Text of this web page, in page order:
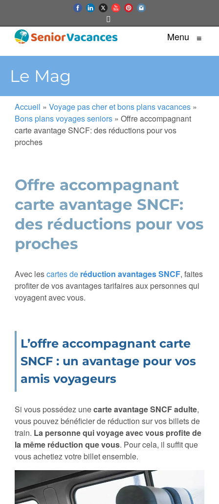
Menu ≡
Le Mag
Accueil » Voyage pas cher et bons plans vacances »
Bons plans voyages seniors » Offre accompagnant
carte avantage SNCF: des réductions pour vos
proches
Offre accompagnant
carte avantage SNCF:
des réductions pour vos
proches
Avec lescartes de réduction avantages SNCF, faites
profiter de vos avantages tarifaires aux personnes qui
voyagent avec vous.
L’offre accompagnant carte
SNCF : un avantage pour vos
amis voyageurs
Si vous possédez unecarte avantage SNCF adulte,
vous pouvez bénéficier de réduction sur vos billets de
train. La personne qui voyage avec vous profite de
la même réduction que vous. Pour cela, il suffit que
vous achetiez votre billet ensemble.